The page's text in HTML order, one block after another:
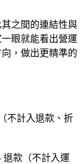
之間的連結性與
眼就能看出營運
，做出更精準的
不計入退款、折
退款（不計入運